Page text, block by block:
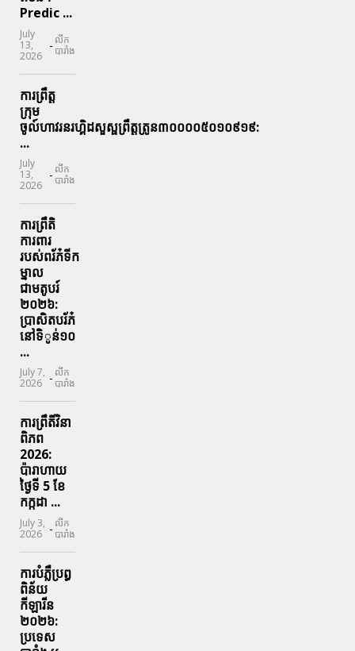
Predic ...
July
13,
2026
- លីក
បារាំង
ការព្រឹត្ត
ក្រុម
ចូល៍ហាវរនរហ្គិដសួស្ផព្រឹត្តត្រូន៣០០០០៥០១០៩១៩:
...
July
13,
2026
- លីក
បារាំង
ការព្រឹតិ
ការពារ
របស់ពរ័ភ៎ទីក
ម្នាល
ជាមតូបរ៍
២០២៦:
ប្រាសិតបរ័ភ៎
នៅទិូន់១០
...
July 7,
2026 - លីក
បារាំង
ការព្រឹតិ៍វិនា
ពិភព
2026:
ប៉ារាហាយ
ថ្ងៃទី 5 ខែ
កក្កដា ...
July 3,
2026 - លីក
បារាំង
ការបំភ្លឺប្រព្ធ​
ពិន័យ​
កីឡារីន​
២០២៦:
ប្រទេស​